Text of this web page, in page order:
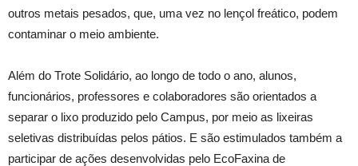
outros metais pesados, que, uma vez no lençol freático, podem
contaminar o meio ambiente.
Além do Trote Solidário, ao longo de todo o ano, alunos,
funcionários, professores e colaboradores são orientados a
separar o lixo produzido pelo Campus, por meio as lixeiras
seletivas distribuídas pelos pátios. E são estimulados também a
participar de ações desenvolvidas pelo EcoFaxina de